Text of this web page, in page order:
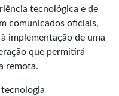
tecnológica e de
comunicados oficiais,
implementação de uma
que permitirá
remota.